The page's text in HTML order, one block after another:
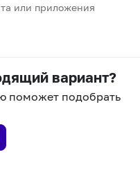
или приложения
вариант?
поможет подобрать